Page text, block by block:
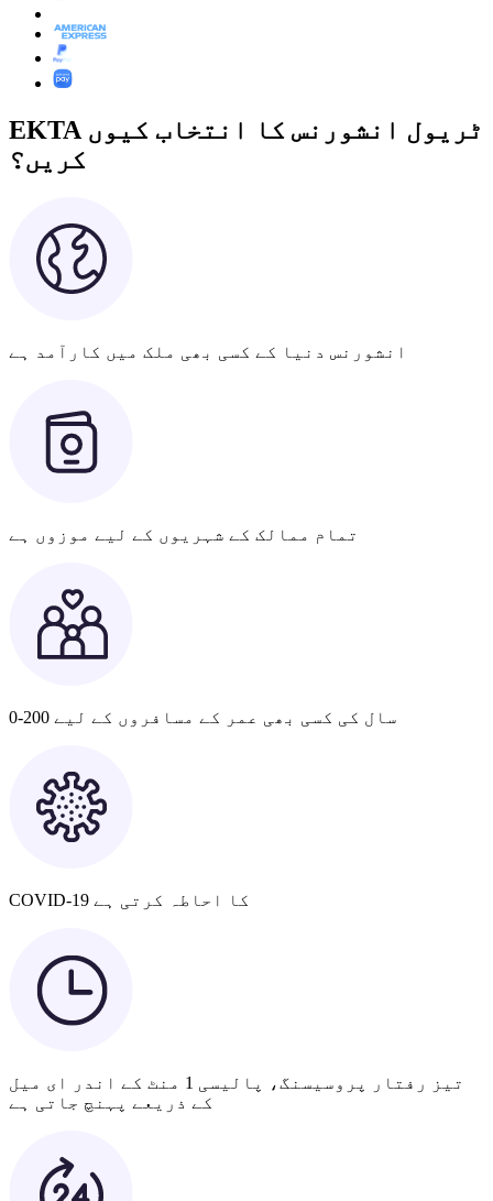
EKTA ٹریول انشورنس کا انتخاب کیوں
کریں؟
انشورنس دنیا کے کسی بھی ملک میں کارآمد ہے
تمام ممالک کے شہریوں کے لیے موزوں ہے
0-200 سال کی کسی بھی عمر کے مسافروں کے لیے
COVID-19 کا احاطہ کرتی ہے
تیز رفتار پروسیسنگ، پالیسی 1 منٹ کے اندر ای میل
کے ذریعے پہنچ جاتی ہے